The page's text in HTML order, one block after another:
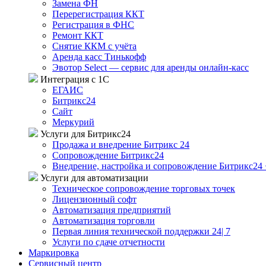
Замена ФН
Перерегистрация ККТ
Регистрация в ФНС
Ремонт ККТ
Снятие ККМ с учёта
Аренда касс Тинькофф
Эвотор Select — сервис для аренды онлайн-касс
Интеграция с 1С
ЕГАИС
Битрикс24
Сайт
Меркурий
Услуги для Битрикс24
Продажа и внедрение Битрикс 24
Сопровождение Битрикс24
Внедрение, настройка и сопровождение
Услуги для автоматизации
Техническое сопровождение торговых точек
Лицензионный софт
Автоматизация предприятий
Автоматизация торговли
Первая линия технической поддержки 24| 7
Услуги по сдаче отчетности
Маркировка
Сервисный центр